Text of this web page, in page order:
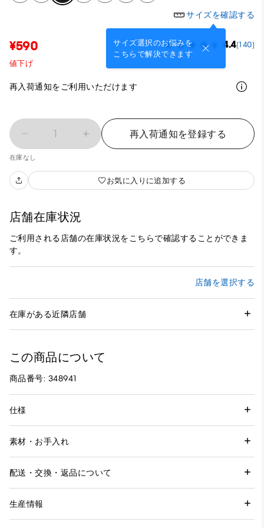
サイズを確認する
サイズ選択のお悩みを
こちらで解決できます
¥590 4.4(140)
値下げ
再入荷通知をご利用いただけます
1 再入荷通知を登録する
在庫なし
お気に入りに追加する
店舗在庫状況
ご利用される店舗の在庫状況をこちらで確認することができま
す。
店舗を選択する
在庫がある近隣店舗
この商品について
商品番号: 348941
仕様
素材・お手入れ
配送・交換・返品について
生産情報